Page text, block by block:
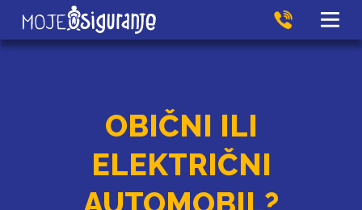
OBIČNI ILI
ELEKTRIČNI